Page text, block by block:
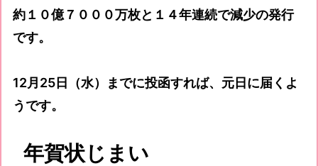
約１０億７０００万枚と１４年連続で減少の発行
です。
12月25日（水）までに投函すれば、元日に届くよ
うです。
年賀状じまい